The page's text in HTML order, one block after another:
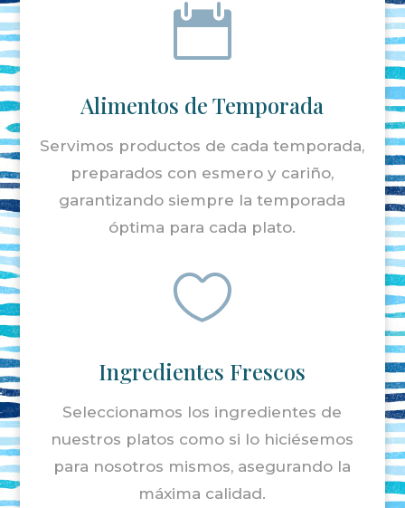

Alimentos de Temporada
Servimos productos de cada temporada,
preparados con esmero y cariño,
garantizando siempre la temporada
óptima para cada plato.

Ingredientes Frescos
Seleccionamos los ingredientes de
nuestros platos como si lo hiciésemos
para nosotros mismos, asegurando la
máxima calidad.